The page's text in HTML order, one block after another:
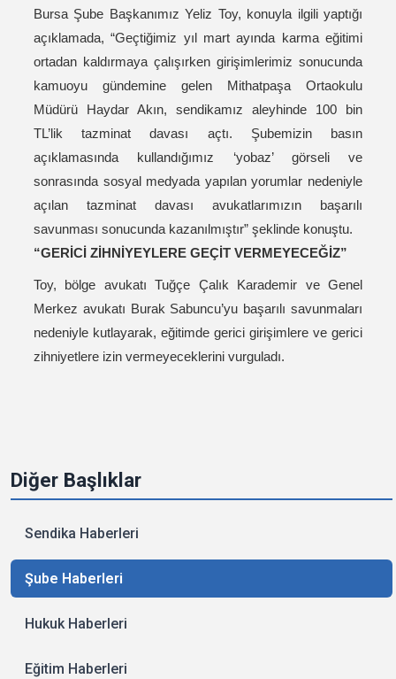
Diğer Başlıklar
Sendika Haberleri
Şube Haberleri
Hukuk Haberleri
Eğitim Haberleri
Bursa Şube Başkanımız Yeliz Toy, konuyla ilgili yaptığı
açıklamada, “Geçtiğimiz yıl mart ayında karma eğitimi
ortadan kaldırmaya çalışırken girişimlerimiz sonucunda
kamuoyu gündemine gelen Mithatpaşa Ortaokulu
Müdürü Haydar Akın, sendikamız aleyhinde 100 bin
TL’lik tazminat davası açtı. Şubemizin basın
açıklamasında kullandığımız ‘yobaz’ görseli ve
sonrasında sosyal medyada yapılan yorumlar nedeniyle
açılan tazminat davası avukatlarımızın başarılı
savunması sonucunda kazanılmıştır” şeklinde konuştu.
“GERİCİ ZİHNİYEYLERE GEÇİT VERMEYECEĞİZ”
Toy, bölge avukatı Tuğçe Çalık Karademir ve Genel
Merkez avukatı Burak Sabuncu’yu başarılı savunmaları
nedeniyle kutlayarak, eğitimde gerici girişimlere ve gerici
zihniyetlere izin vermeyeceklerini vurguladı.